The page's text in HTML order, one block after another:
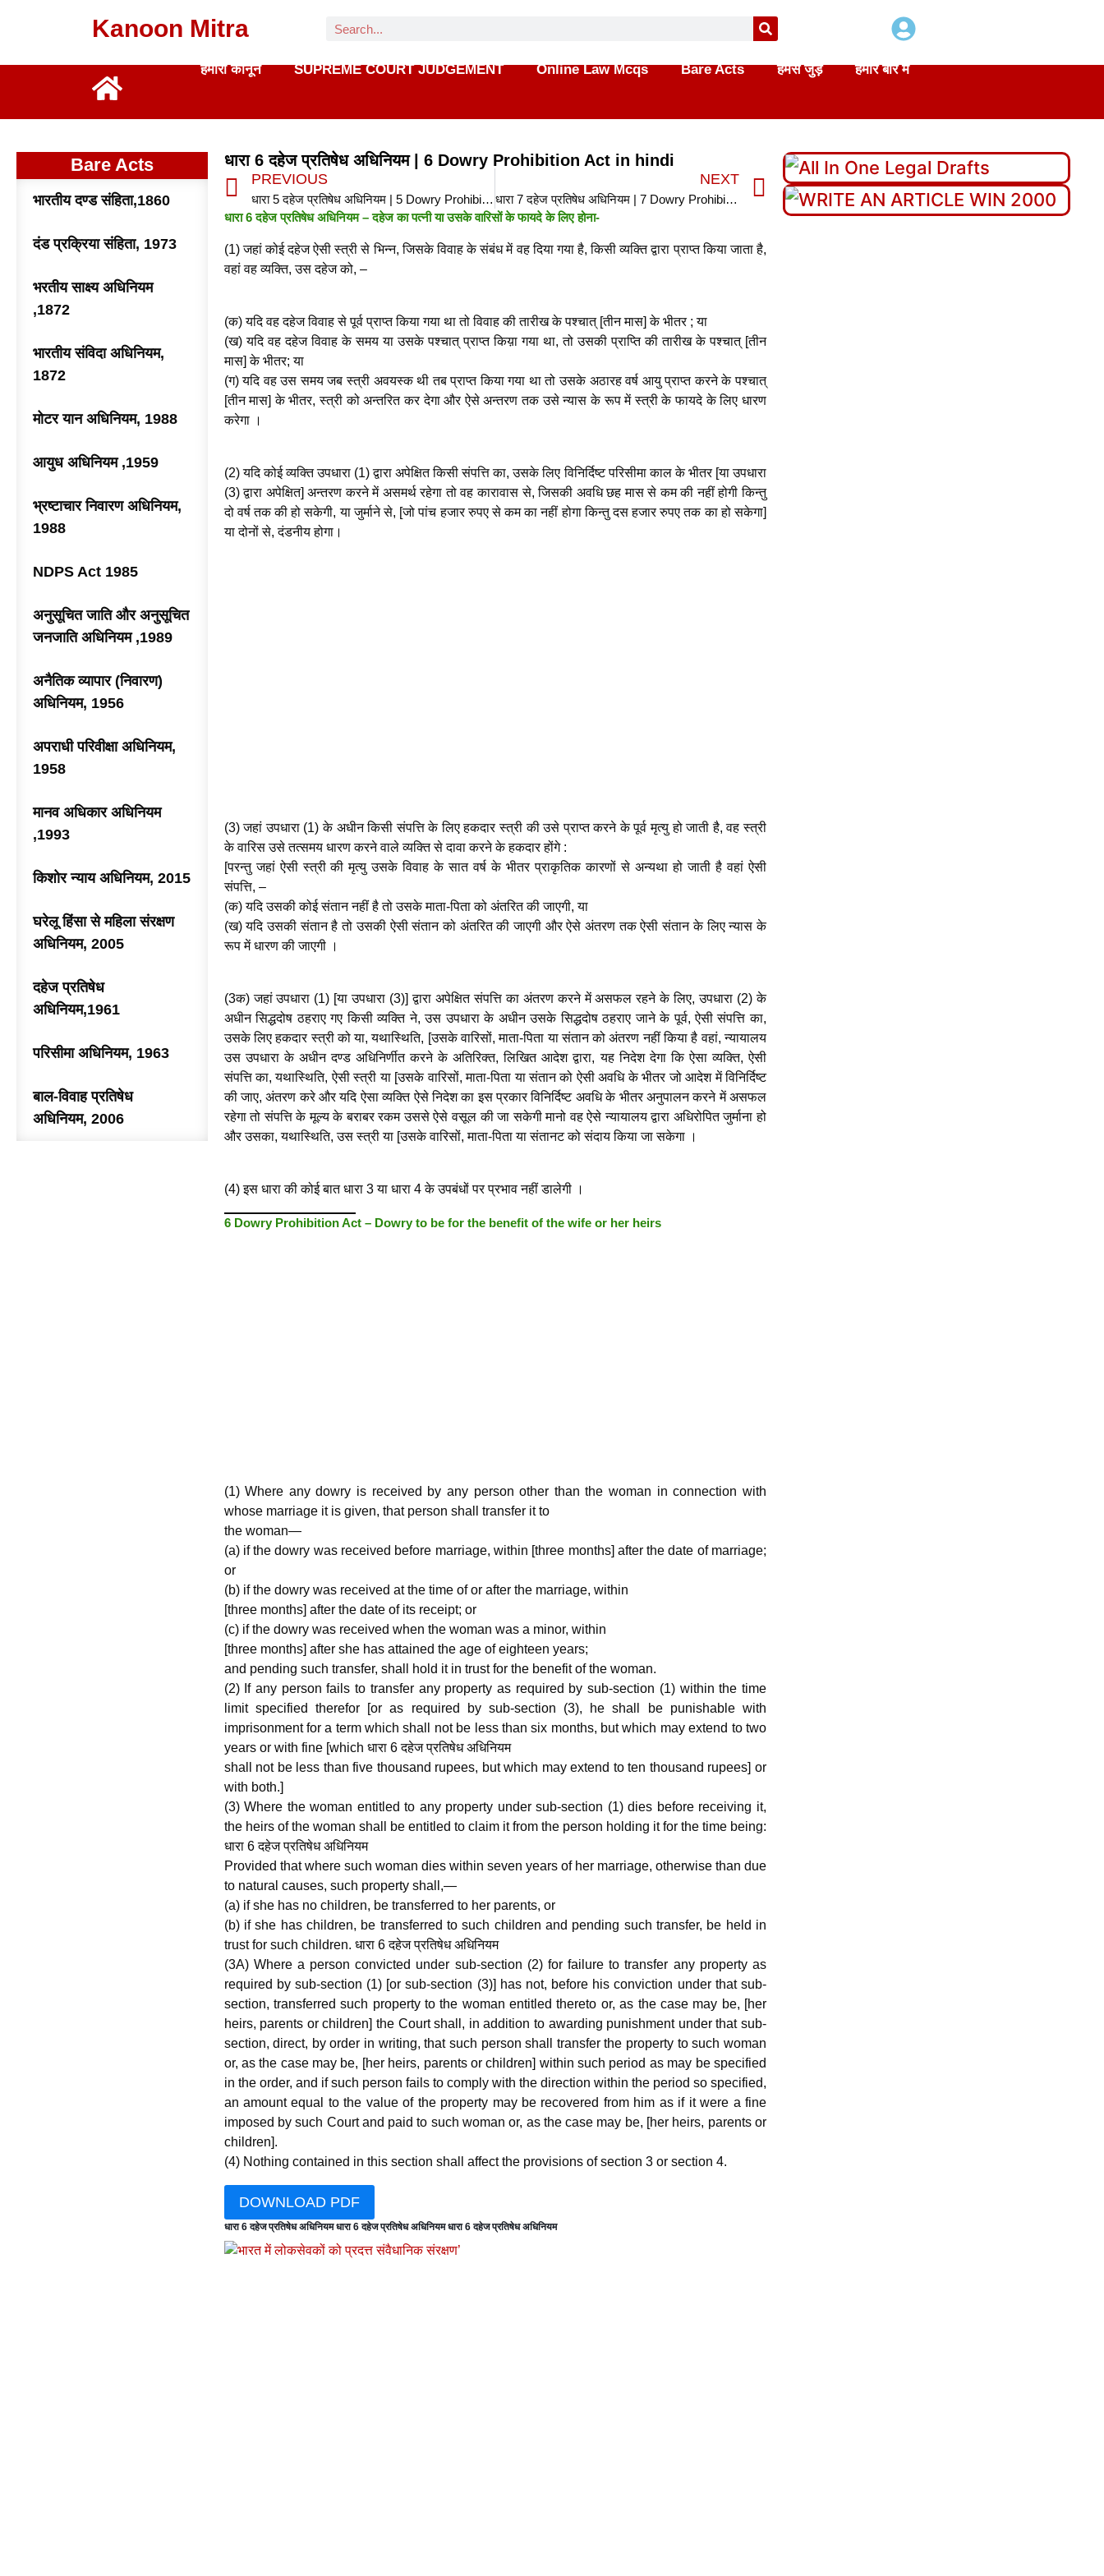
Kanoon Mitra
हमारा कानून SUPREME COURT JUDGEMENT Online Law Mcqs Bare Acts हमसे जुड़े हमारे बारे में
Bare Acts
भारतीय दण्ड संहिता,1860
दंड प्रक्रिया संहिता, 1973
भरतीय साक्ष्य अधिनियम
,1872
भारतीय संविदा अधिनियम,
1872
मोटर यान अधिनियम, 1988
आयुध अधिनियम ,1959
भ्रष्टाचार निवारण अधिनियम,
1988
NDPS Act 1985
अनुसूचित जाति और अनुसूचित
जनजाति अधिनियम ,1989
अनैतिक व्यापार (निवारण)
अधिनियम, 1956
अपराधी परिवीक्षा अधिनियम,
1958
मानव अधिकार अधिनियम
,1993
किशोर न्याय अधिनियम, 2015
घरेलू हिंसा से महिला संरक्षण
अधिनियम, 2005
दहेज प्रतिषेध
अधिनियम,1961
परिसीमा अधिनियम, 1963
बाल-विवाह प्रतिषेध
अधिनियम, 2006
धारा 6 दहेज प्रतिषेध अधिनियम | 6 Dowry Prohibition Act in hindi
PREVIOUS
धारा 5 दहेज प्रतिषेध अधिनियम | 5 Dowry Prohibition Act in hindi
NEXT
धारा 7 दहेज प्रतिषेध अधिनियम | 7 Dowry Prohibition Act in hindi
धारा 6 दहेज प्रतिषेध अधिनियम – दहेज का पत्नी या उसके वारिसों के फायदे के लिए होना-
(1) जहां कोई दहेज ऐसी स्त्री से भिन्न, जिसके विवाह के संबंध में वह दिया गया है, किसी व्यक्ति द्वारा प्राप्त किया जाता है,
वहां वह व्यक्ति, उस दहेज को, –
(क) यदि वह दहेज विवाह से पूर्व प्राप्त किया गया था तो विवाह की तारीख के पश्चात्‌ [तीन मास] के भीतर ; या
(ख) यदि वह दहेज विवाह के समय या उसके पश्चात्‌ प्राप्त किय़ा गया था, तो उसकी प्राप्ति की तारीख के पश्चात्‌ [तीन
मास] के भीतर; या
(ग) यदि वह उस समय जब स्त्री अवयस्क थी तब प्राप्त किया गया था तो उसके अठारह वर्ष आयु प्राप्त करने के पश्चात्‌
[तीन मास] के भीतर, स्त्री को अन्तरित कर देगा और ऐसे अन्तरण तक उसे न्यास के रूप में स्त्री के फायदे के लिए धारण
करेगा ।
(2) यदि कोई व्यक्ति उपधारा (1) द्वारा अपेक्षित किसी संपत्ति का, उसके लिए विनिर्दिष्ट परिसीमा काल के भीतर [या उपधारा
(3) द्वारा अपेक्षित] अन्तरण करने में असमर्थ रहेगा तो वह कारावास से, जिसकी अवधि छह मास से कम की नहीं होगी किन्तु
दो वर्ष तक की हो सकेगी, या जुर्माने से, [जो पांच हजार रुपए से कम का नहीं होगा किन्तु दस हजार रुपए तक का हो सकेगा]
या दोनों से, दंडनीय होगा।
(3) जहां उपधारा (1) के अधीन किसी संपत्ति के लिए हकदार स्त्री की उसे प्राप्त करने के पूर्व मृत्यु हो जाती है, वह स्त्री
के वारिस उसे तत्समय धारण करने वाले व्यक्ति से दावा करने के हकदार होंगे :
[परन्तु जहां ऐसी स्त्री की मृत्यु उसके विवाह के सात वर्ष के भीतर प्राकृतिक कारणों से अन्यथा हो जाती है वहां ऐसी
संपत्ति, –
(क) यदि उसकी कोई संतान नहीं है तो उसके माता-पिता को अंतरित की जाएगी, या
(ख) यदि उसकी संतान है तो उसकी ऐसी संतान को अंतरित की जाएगी और ऐसे अंतरण तक ऐसी संतान के लिए न्यास के
रूप में धारण की जाएगी ।
(3क) जहां उपधारा (1) [या उपधारा (3)] द्वारा अपेक्षित संपत्ति का अंतरण करने में असफल रहने के लिए, उपधारा (2) के
अधीन सिद्धदोष ठहराए गए किसी व्यक्ति ने, उस उपधारा के अधीन उसके सिद्धदोष ठहराए जाने के पूर्व, ऐसी संपत्ति का,
उसके लिए हकदार स्त्री को या, यथास्थिति, [उसके वारिसों, माता-पिता या संतान को अंतरण नहीं किया है वहां, न्यायालय
उस उपधारा के अधीन दण्ड अधिनिर्णीत करने के अतिरिक्त, लिखित आदेश द्वारा, यह निदेश देगा कि ऐसा व्यक्ति, ऐसी
संपत्ति का, यथास्थिति, ऐसी स्त्री या [उसके वारिसों, माता-पिता या संतान को ऐसी अवधि के भीतर जो आदेश में विनिर्दिष्ट
की जाए, अंतरण करे और यदि ऐसा व्यक्ति ऐसे निदेश का इस प्रकार विनिर्दिष्ट अवधि के भीतर अनुपालन करने में असफल
रहेगा तो संपत्ति के मूल्य के बराबर रकम उससे ऐसे वसूल की जा सकेगी मानो वह ऐसे न्यायालय द्वारा अधिरोपित जुर्माना हो
और उसका, यथास्थिति, उस स्त्री या [उसके वारिसों, माता-पिता या संतानट को संदाय किया जा सकेगा ।
(4) इस धारा की कोई बात धारा 3 या धारा 4 के उपबंधों पर प्रभाव नहीं डालेगी ।
6 Dowry Prohibition Act – Dowry to be for the benefit of the wife or her heirs
(1) Where any dowry is received by any person other than the woman in connection with
whose marriage it is given, that person shall transfer it to
the woman—
(a) if the dowry was received before marriage, within [three months] after the date of marriage;
or
(b) if the dowry was received at the time of or after the marriage, within
[three months] after the date of its receipt; or
(c) if the dowry was received when the woman was a minor, within
[three months] after she has attained the age of eighteen years;
and pending such transfer, shall hold it in trust for the benefit of the woman.
(2) If any person fails to transfer any property as required by sub-section (1) within the time
limit specified therefor [or as required by sub-section (3), he shall be punishable with
imprisonment for a term which shall not be less than six months, but which may extend to two
years or with fine [which धारा 6 दहेज प्रतिषेध अधिनियम
shall not be less than five thousand rupees, but which may extend to ten thousand rupees] or
with both.]
(3) Where the woman entitled to any property under sub-section (1) dies before receiving it,
the heirs of the woman shall be entitled to claim it from the person holding it for the time being:
धारा 6 दहेज प्रतिषेध अधिनियम
Provided that where such woman dies within seven years of her marriage, otherwise than due
to natural causes, such property shall,—
(a) if she has no children, be transferred to her parents, or
(b) if she has children, be transferred to such children and pending such transfer, be held in
trust for such children. धारा 6 दहेज प्रतिषेध अधिनियम
(3A) Where a person convicted under sub-section (2) for failure to transfer any property as
required by sub-section (1) [or sub-section (3)] has not, before his conviction under that sub-
section, transferred such property to the woman entitled thereto or, as the case may be, [her
heirs, parents or children] the Court shall, in addition to awarding punishment under that sub-
section, direct, by order in writing, that such person shall transfer the property to such woman
or, as the case may be, [her heirs, parents or children] within such period as may be specified
in the order, and if such person fails to comply with the direction within the period so specified,
an amount equal to the value of the property may be recovered from him as if it were a fine
imposed by such Court and paid to such woman or, as the case may be, [her heirs, parents or
children].
(4) Nothing contained in this section shall affect the provisions of section 3 or section 4.
DOWNLOAD PDF
धारा 6 दहेज प्रतिषेध अधिनियम धारा 6 दहेज प्रतिषेध अधिनियम धारा 6 दहेज प्रतिषेध अधिनियम